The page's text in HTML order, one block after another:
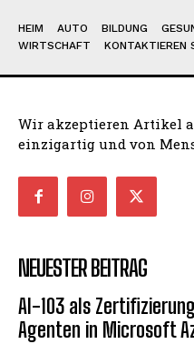
HEIM AUTO BILDUNG
WIRTSCHAFT
KONTAKTIEREN
Wir akzeptieren Artikel
einzigartig und von
NEUESTER BEITRAG
AI-103 als
Agenten in Microsoft